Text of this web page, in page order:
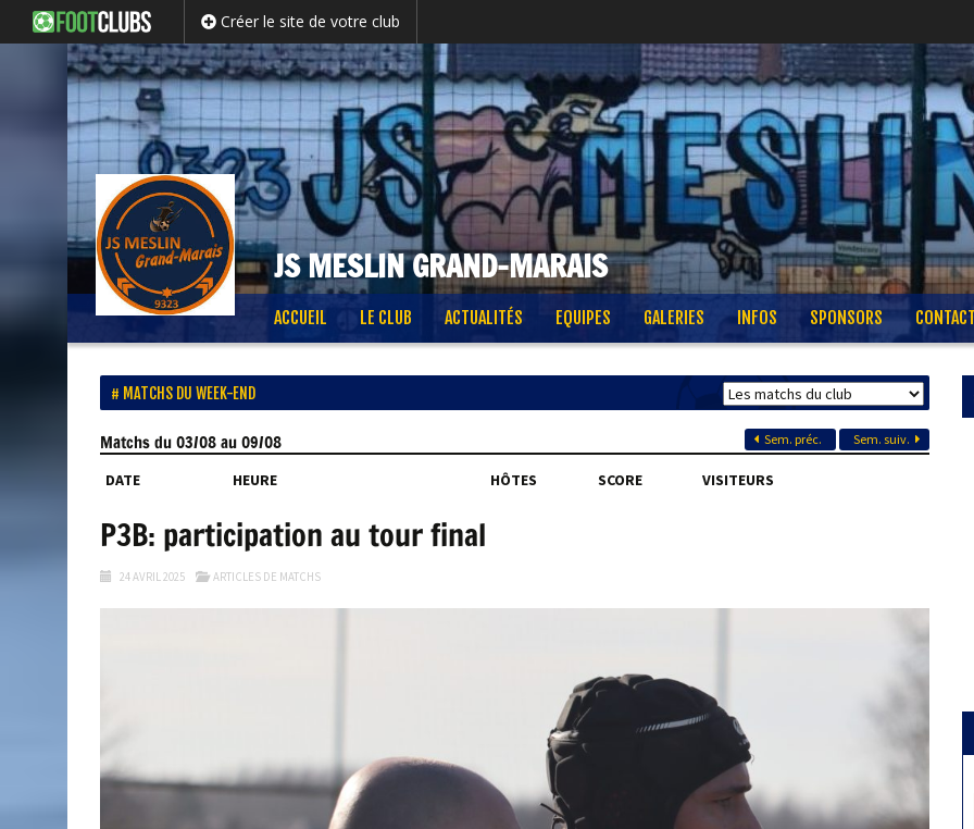
Créer le site de votre club
JS MESLIN GRAND-MARAIS
ACCUEIL LE CLUB ACTUALITÉS EQUIPES GALERIES INFOS SPONSORS CONTACT
MATCHS DU WEEK-END
Matchsdu 03/08 au 09/08 Sem. préc. Sem. suiv.
DATE HEURE HÔTES SCORE VISITEURS
P3B: participation au tour final
24 AVRIL 2025 ARTICLES DE MATCHS